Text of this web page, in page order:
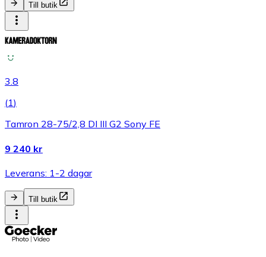
Till butik
3.8
(1)
Tamron 28-75/2,8 DI III G2 Sony FE
9 240 kr
Leverans: 1-2 dagar
Till butik